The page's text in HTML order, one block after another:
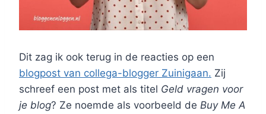
Dit zag ik ook terug in de reacties op een
blogpost van collega-blogger Zuinigaan. Zij
schreef een post met als titel Geld vragen voor
je blog? Ze noemde als voorbeeld de Buy Me A